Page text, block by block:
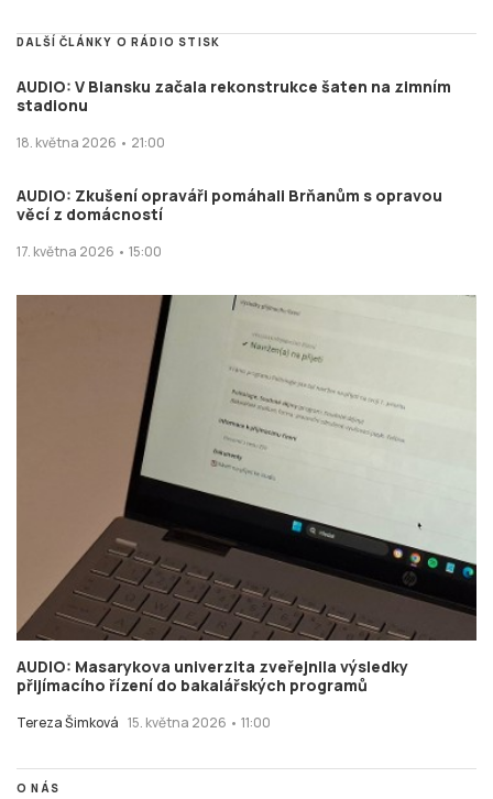
DALŠÍ ČLÁNKY O RÁDIO STISK
AUDIO: V Blansku začala rekonstrukce šaten na zimním
stadionu
18. května 2026 • 21:00
AUDIO: Zkušení opraváři pomáhali Brňanům s opravou
věcí z domácností
17. května 2026 • 15:00
AUDIO: Masarykova univerzita zveřejnila výsledky
přijímacího řízení do bakalářských programů
Tereza Šimková 15. května 2026 • 11:00
O NÁS